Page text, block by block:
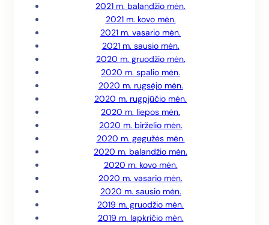
2021 m. balandžio mėn.
2021 m. kovo mėn.
2021 m. vasario mėn.
2021 m. sausio mėn.
2020 m. gruodžio mėn.
2020 m. spalio mėn.
2020 m. rugsėjo mėn.
2020 m. rugpjūčio mėn.
2020 m. liepos mėn.
2020 m. birželio mėn.
2020 m. gegužės mėn.
2020 m. balandžio mėn.
2020 m. kovo mėn.
2020 m. vasario mėn.
2020 m. sausio mėn.
2019 m. gruodžio mėn.
2019 m. lapkričio mėn.